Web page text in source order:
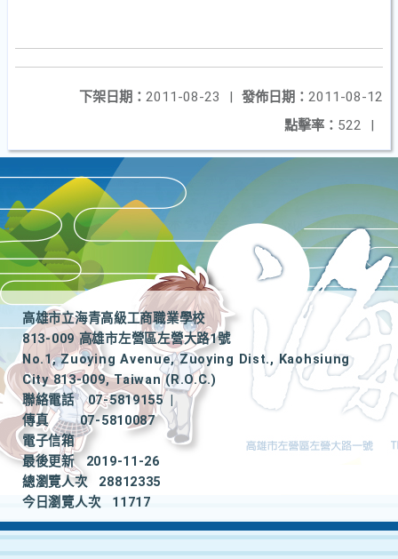
發佈日期： 2011-08-12
下架日期： 2011-08-23
|
點擊率： 522 |
高雄市立海青高級工商職業學校
813-009 高雄市左營區左營大路1號
No.1, Zuoying Avenue, Zuoying Dist., Kaohsiung
City 813-009, Taiwan (R.O.C.)
聯絡電話
07-5819155
|
傳真
07-5810087
電子信箱
最後更新
2019-11-26
總瀏覽人次
28812335
今日瀏覽人次
11717